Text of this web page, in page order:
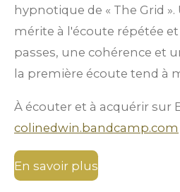
hypnotique de « The Grid
mérite à l'écoute répétée
passes, une cohérence et
la première écoute tend à
À écouter et à acquérir sur
colinedwin.bandcamp.com
En savoir plus